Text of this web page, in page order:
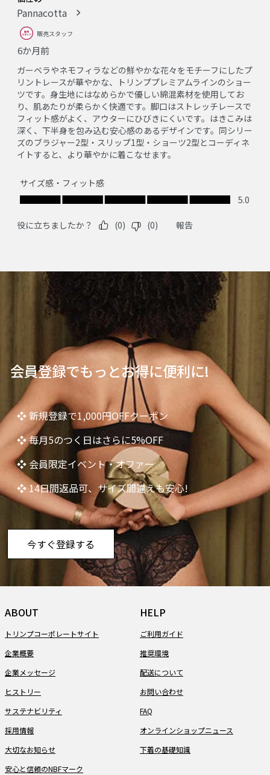
会員登録でもっとお得に便利に!
❖ 新規登録で1,000円OFFクーポン
❖ 毎月5のつく日はさらに5%OFF
❖ 会員限定イベント・オファー
❖ 14日間返品可、サイズ間違えも安心!
今すぐ登録する
ABOUT
トリンプコーポレートサイト
企業概要
企業メッセージ
ヒストリー
サステナビリティ
採用情報
大切なお知らせ
安心と信頼のNBFマーク
HELP
ご利用ガイド
推奨環境
配送について
お問い合わせ
FAQ
オンラインショップニュース
下着の基礎知識